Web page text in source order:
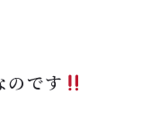
のです